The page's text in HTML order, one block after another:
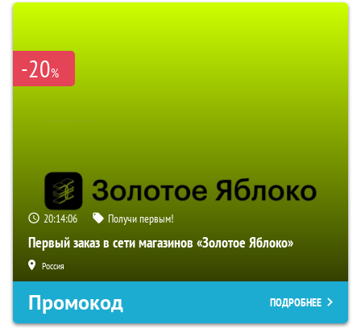
-20%
20:14:05 Получи первым!
Первый заказ в сети магазинов «Золотое Яблоко»
Россия
Промокод ПОДРОБНЕЕ